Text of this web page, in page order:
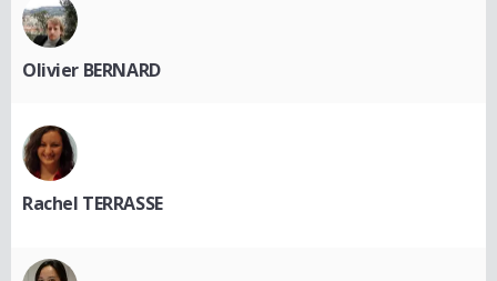
Olivier BERNARD
Rachel TERRASSE